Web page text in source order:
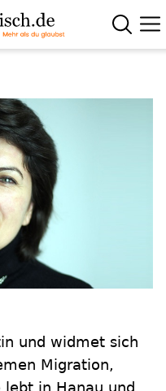
und widmet sich
Migration,
in Hanau und